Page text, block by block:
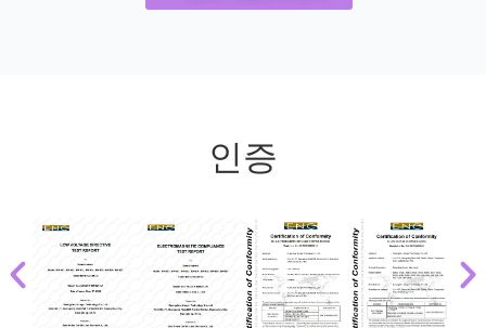
인증